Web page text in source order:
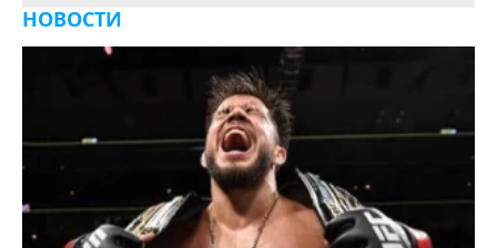
НОВОСТИ